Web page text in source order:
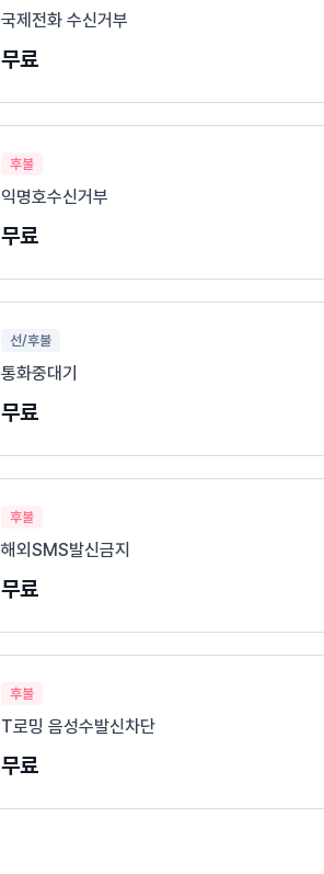
국제전화 수신거부
무료
후불
익명호수신거부
무료
선/후불
통화중대기
무료
후불
해외SMS발신금지
무료
후불
T로밍 음성수발신차단
무료